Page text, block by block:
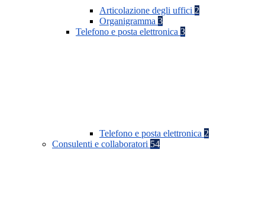
Articolazione degli uffici 2
Organigramma 3
Telefono e posta elettronica 3
Telefono e posta elettronica 2
Consulenti e collaboratori 54